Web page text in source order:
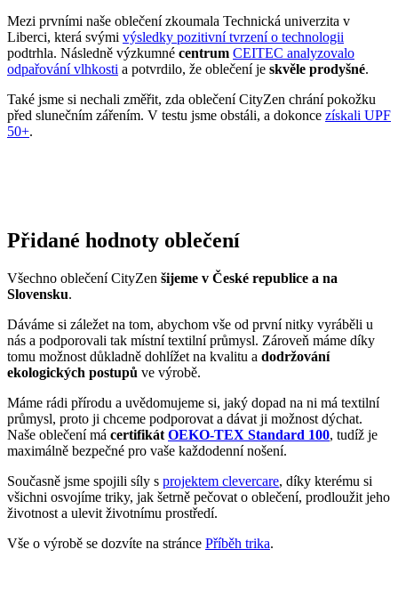
Mezi prvními naše oblečení zkoumala Technická univerzita v
Liberci, která svými výsledky pozitivní tvrzení o technologii
podtrhla. Následně výzkumné centrum CEITEC analyzovalo
odpařování vlhkosti a potvrdilo, že oblečení je skvěle prodyšné.
Také jsme si nechali změřit, zda oblečení CityZen chrání pokožku
před slunečním zářením. V testu jsme obstáli, a dokonce získali UPF
50+.
Přidané hodnoty oblečení
Všechno oblečení CityZen šijeme v České republice a na
Slovensku.
Dáváme si záležet na tom, abychom vše od první nitky vyráběli u
nás a podporovali tak místní textilní průmysl. Zároveň máme díky
tomu možnost důkladně dohlížet na kvalitu a dodržování
ekologických postupů ve výrobě.
Máme rádi přírodu a uvědomujeme si, jaký dopad na ni má textilní
průmysl, proto ji chceme podporovat a dávat ji možnost dýchat.
Naše oblečení má certifikát OEKO-TEX Standard 100, tudíž je
maximálně bezpečné pro vaše každodenní nošení.
Současně jsme spojili síly s projektem clevercare, díky kterému si
všichni osvojíme triky, jak šetrně pečovat o oblečení, prodloužit jeho
životnost a ulevit životnímu prostředí.
Vše o výrobě se dozvíte na stránce Příběh trika.